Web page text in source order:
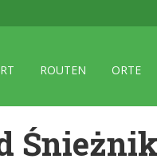
ROUTEN
ORTE